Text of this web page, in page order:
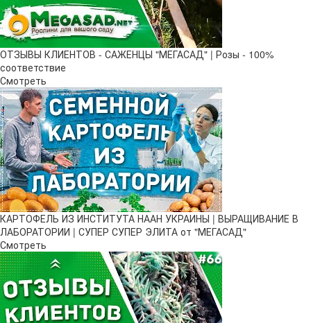
ОТЗЫВЫ КЛИЕНТОВ - САЖЕНЦЫ "МЕГАСАД" | Розы - 100%
соответствие
Смотреть
КАРТОФЕЛЬ ИЗ ИНСТИТУТА НААН УКРАИНЫ | ВЫРАЩИВАНИЕ В
ЛАБОРАТОРИИ | СУПЕР СУПЕР ЭЛИТА от "МЕГАСАД"
Смотреть